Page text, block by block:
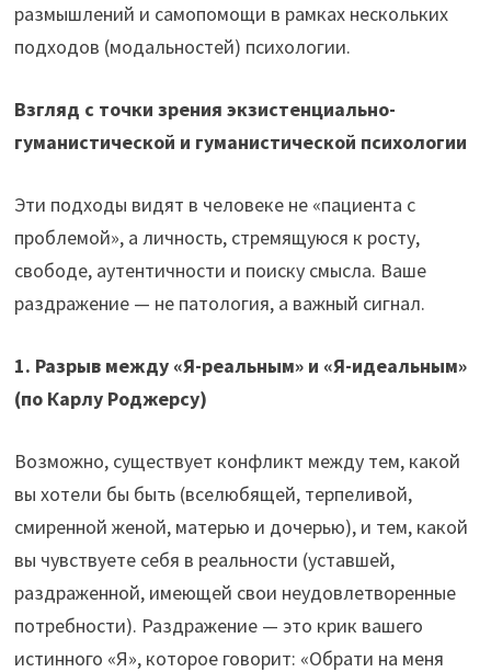
размышлений и самопомощи в рамках нескольких
подходов (модальностей) психологии.
Взгляд с точки зрения экзистенциально-
гуманистической и гуманистической психологии
Эти подходы видят в человеке не «пациента с
проблемой», а личность, стремящуюся к росту,
свободе, аутентичности и поиску смысла. Ваше
раздражение — не патология, а важный сигнал.
1. Разрыв между «Я-реальным» и «Я-идеальным»
(по Карлу Роджерсу)
Возможно, существует конфликт между тем, какой
вы хотели бы быть (вселюбящей, терпеливой,
смиренной женой, матерью и дочерью), и тем, какой
вы чувствуете себя в реальности (уставшей,
раздраженной, имеющей свои неудовлетворенные
потребности). Раздражение — это крик вашего
истинного «Я», которое говорит: «Обрати на меня